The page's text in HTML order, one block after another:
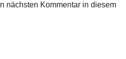
nächsten Kommentar in diesem